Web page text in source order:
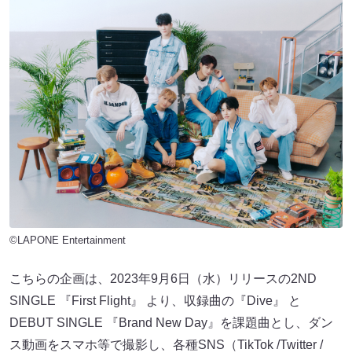
©LAPONE Entertainment
こちらの企画は、2023年9月6日（水）リリースの2ND
SINGLE 『First Flight』 より、収録曲の『Dive』 と
DEBUT SINGLE 『Brand New Day』を課題曲とし、ダン
ス動画をスマホ等で撮影し、各種SNS（TikTok /Twitter /